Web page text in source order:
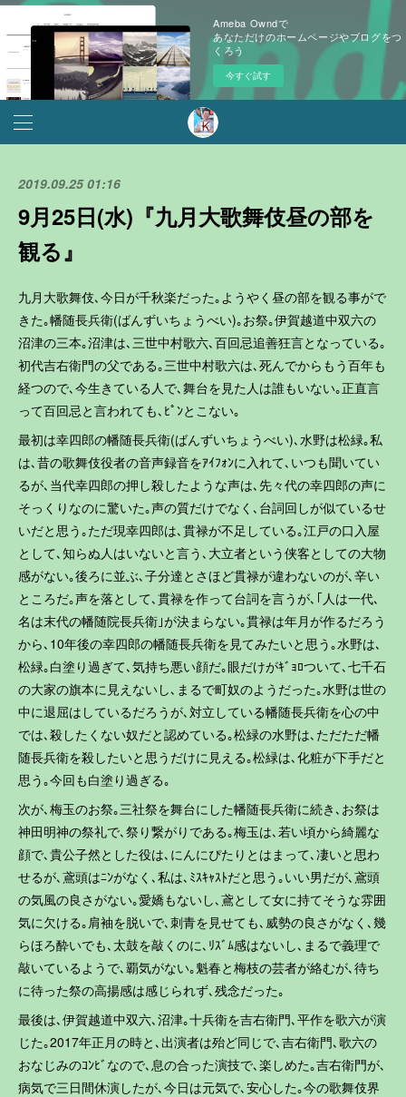
Ameba Owndで
あなただけのホームページやブログをつ
くろう
今すぐ試す
2019.09.25 01:16
9月25日(水)『九月大歌舞伎昼の部を
観る』
九月大歌舞伎､今日が千秋楽だった｡ようやく昼の部を観る事がで
きた｡幡随長兵衛(ばんずいちょうべい)｡お祭｡伊賀越道中双六の
沼津の三本｡沼津は､三世中村歌六､百回忌追善狂言となっている｡
初代吉右衛門の父である｡三世中村歌六は､死んでからもう百年も
経つので､今生きている人で､舞台を見た人は誰もいない｡正直言
って百回忌と言われても､ﾋﾟﾝとこない｡
最初は幸四郎の幡随長兵衛(ばんずいちょうべい)､水野は松緑｡私
は､昔の歌舞伎役者の音声録音をｱｲﾌｫﾝに入れて､いつも聞いてい
るが､当代幸四郎の押し殺したような声は､先々代の幸四郎の声に
そっくりなのに驚いた｡声の質だけでなく､台詞回しが似ているせ
いだと思う｡ただ現幸四郎は､貫禄が不足している｡江戸の口入屋
として､知らぬ人はいないと言う､大立者という侠客としての大物
感がない｡後ろに並ぶ､子分達とさほど貫禄が違わないのが､辛い
ところだ｡声を落として､貫禄を作って台詞を言うが､｢人は一代､
名は末代の幡随院長兵衛｣が決まらない｡貫禄は年月が作るだろう
から､10年後の幸四郎の幡随長兵衛を見てみたいと思う｡水野は､
松緑｡白塗り過ぎて､気持ち悪い顔だ｡眼だけがｷﾞｮﾛついて､七千石
の大家の旗本に見えないし､まるで町奴のようだった｡水野は世の
中に退屈はしているだろうが､対立している幡随長兵衛を心の中
では､殺したくない奴だと認めている｡松緑の水野は､ただただ幡
随長兵衛を殺したいと思うだけに見える｡松緑は､化粧が下手だと
思う｡今回も白塗り過ぎる｡
次が､梅玉のお祭｡三社祭を舞台にした幡随長兵衛に続き､お祭は
神田明神の祭礼で､祭り繋がりである｡梅玉は､若い頃から綺麗な
顔で､貴公子然とした役は､にんにぴたりとはまって､凄いと思わ
せるが､鳶頭はﾆﾝがなく､私は､ﾐｽｷｬｽﾄだと思う｡いい男だが､鳶頭
の気風の良さがない｡愛嬌もないし､鳶として女に持てそうな雰囲
気に欠ける｡肩袖を脱いで､刺青を見せても､威勢の良さがなく､幾
らほろ酔いでも､太鼓を敲くのに､ﾘｽﾞﾑ感はないし､まるで義理で
敲いているようで､覇気がない｡魁春と梅枝の芸者が絡むが､待ち
に待った祭の高揚感は感じられず､残念だった｡
最後は､伊賀越道中双六､沼津｡十兵衛を吉右衛門､平作を歌六が演
じた｡2017年正月の時と､出演者は殆ど同じで､吉右衛門､歌六の
おなじみのｺﾝﾋﾞなので､息の合った演技で､楽しめた｡吉右衛門が､
病気で三日間休演したが､今日は元気で､安心した｡今の歌舞伎界